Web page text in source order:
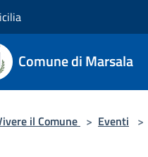
Comune di Marsala
il Comune > Eventi >